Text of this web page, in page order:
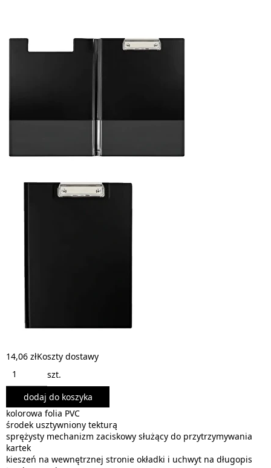
14,06 złKoszty dostawy
szt.
dodaj do koszyka
kolorowa folia PVC
środek usztywniony tekturą
sprężysty mechanizm zaciskowy służący do przytrzymywania
kartek
kieszeń na wewnętrznej stronie okładki i uchwyt na długopis